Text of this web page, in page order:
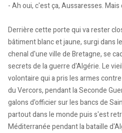
- Ah oui, c'est ça, Aussaresses.
Derrière cette porte qui va rester
bâtiment blanc et jaune, surgi dans
chenal d'une ville de Bretagne, se
secrets de la guerre d'Algérie. Le
volontaire qui a pris les armes
du Vercors, pendant la Seconde
galons d'officier sur les bancs de
partout dans le monde puis s'est
Méditerranée pendant la bataille